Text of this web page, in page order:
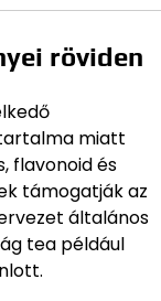
röviden
miatt
flavonoid és
támogatják az
általános
tea például